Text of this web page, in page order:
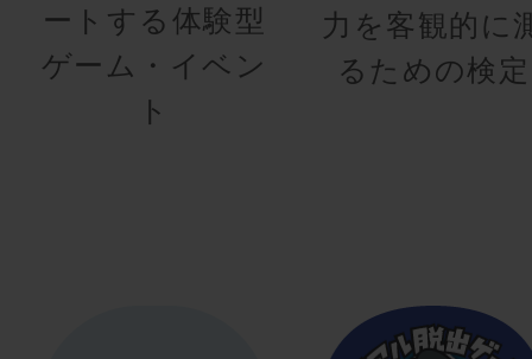
ートする体験型
ゲーム・イベン
ト
力を客観的に
るための検定